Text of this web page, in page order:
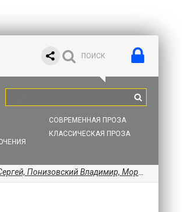
СОВРЕМЕННАЯ ПРОЗА
КЛАССИЧЕСКАЯ ПРОЗА
Понизовский Владимир, Морозов Дмитрий